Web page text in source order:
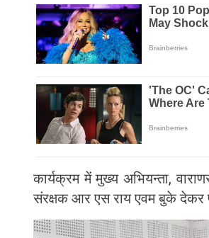
कार्यक्रम में मुख्य अभियन्ता,
संरक्षक आर एस राय एवम बुके देकर